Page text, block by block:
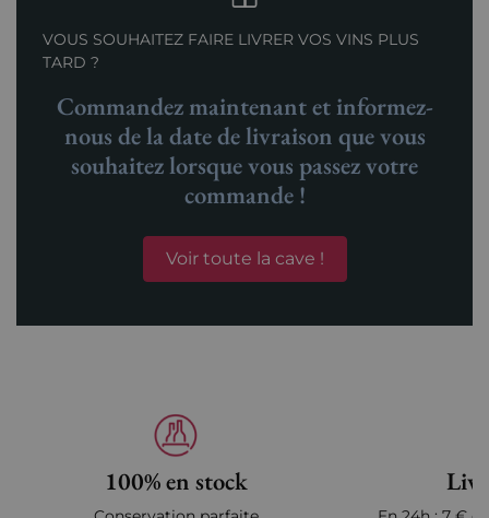
VOUS SOUHAITEZ FAIRE LIVRER VOS VINS PLUS
TARD ?
Commandez maintenant et informez-
nous de la date de livraison que vous
souhaitez lorsque vous passez votre
commande !
Voir toute la cave !
100% en stock